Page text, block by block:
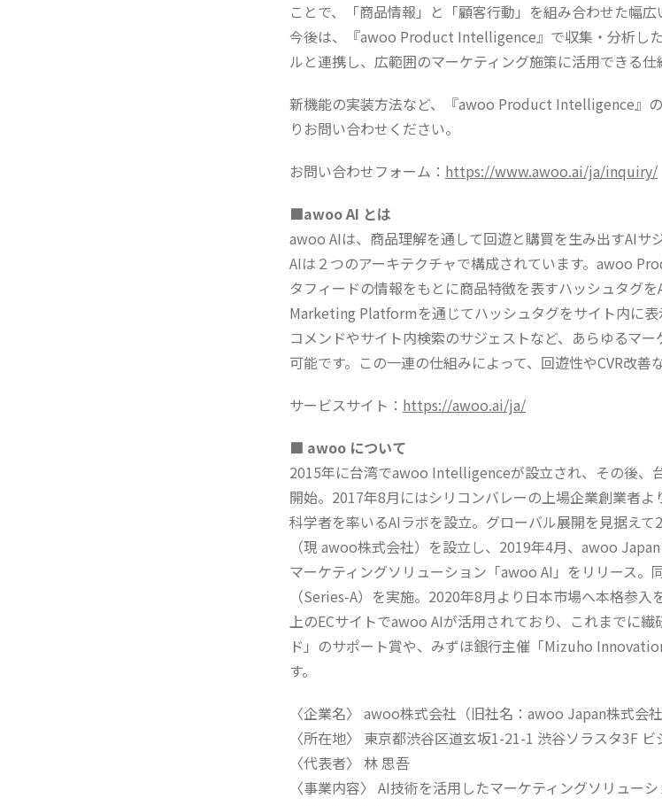
ことで、「商品情報」と「顧客行動」を組み合わせた幅
今後は、『awoo Product Intelligence』で収集・分析し
ルと連携し、広範囲のマーケティング施策に活用できる仕
新機能の実装方法など、『awoo Product Intelligence』
りお問い合わせください。
お問い合わせフォーム： https://www.awoo.ai/ja/inquiry/
■awoo AI とは
awoo AIは、商品理解を通して回遊と購買を生み出すAIサ
AIは２つのアーキテクチャで構成されています。awoo
タフィードの情報をもとに商品特徴を表すハッシュタグ
Marketing Platformを通じてハッシュタグをサイト内に
コメンドやサイト内検索のサジェストなど、あらゆるマ
可能です。この一連の仕組みによって、回遊性やCVR改善
サービスサイト： https://awoo.ai/ja/
■ awoo について
2015年に台湾でawoo Intelligenceが設立され、その後、
開始。2017年8月にはシリコンバレーの上場企業創業者
科学者を率いるAIラボを設立。グローバル展開を見据え
（現 awoo株式会社）を設立し、2019年4月、awoo
マーケティングソリューション「awoo AI」をリリース。
（Series-A）を実施。2020年8月より日本市場へ本格参
上のECサイトでawoo AIが活用されており、これまでに
ド」のサポート賞や、みずほ銀行主催「Mizuho
す。
〈企業名〉 awoo株式会社（旧社名：awoo Japan株式会
〈所在地〉 東京都渋谷区道玄坂1-21-1 渋谷ソラスタ3F
〈代表者〉 林 思吾
〈事業内容〉 AI技術を活用したマーケティングソリュー